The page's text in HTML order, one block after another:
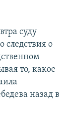
суду
следствия о
то, какое
назад в